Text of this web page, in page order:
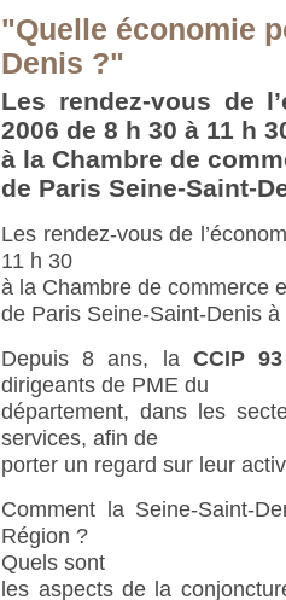
"Quelle économie
Denis ?"
Les rendez-vous de
2006 de 8 h 30 à 11 h
à la Chambre de
de Paris Seine-Saint-
Les rendez-vous de
11 h 30
à la Chambre de commerce
de Paris Seine-Saint-Denis à
Depuis 8 ans, la CCIP 93
dirigeants de PME du
département, dans les
services, afin de
porter un regard sur leur
Comment la Seine-Saint-
Région ?
Quels sont
les aspects de la